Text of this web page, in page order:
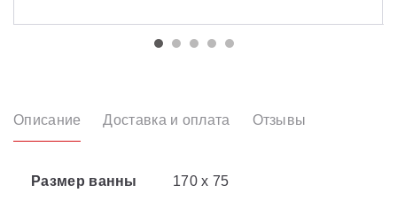
Описание Доставка и оплата Отзывы
Размер ванны 170 х 75